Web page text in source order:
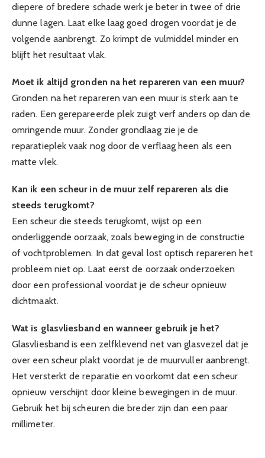
diepere of bredere schade werk je beter in twee of drie
dunne lagen. Laat elke laag goed drogen voordat je de
volgende aanbrengt. Zo krimpt de vulmiddel minder en
blijft het resultaat vlak.
Moet ik altijd gronden na het repareren van een muur?
Gronden na het repareren van een muur is sterk aan te
raden. Een gerepareerde plek zuigt verf anders op dan de
omringende muur. Zonder grondlaag zie je de
reparatieplek vaak nog door de verflaag heen als een
matte vlek.
Kan ik een scheur in de muur zelf repareren als die
steeds terugkomt?
Een scheur die steeds terugkomt, wijst op een
onderliggende oorzaak, zoals beweging in de constructie
of vochtproblemen. In dat geval lost optisch repareren het
probleem niet op. Laat eerst de oorzaak onderzoeken
door een professional voordat je de scheur opnieuw
dichtmaakt.
Wat is glasvliesband en wanneer gebruik je het?
Glasvliesband is een zelfklevend net van glasvezel dat je
over een scheur plakt voordat je de muurvuller aanbrengt.
Het versterkt de reparatie en voorkomt dat een scheur
opnieuw verschijnt door kleine bewegingen in de muur.
Gebruik het bij scheuren die breder zijn dan een paar
millimeter.